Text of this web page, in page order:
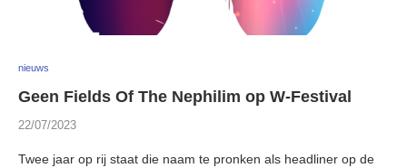
nieuws
Geen Fields Of The Nephilim op W-Festival
22/07/2023
Twee jaar op rij staat die naam te pronken als headliner op de